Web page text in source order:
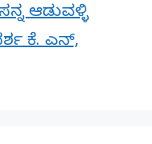
ಆಡುವಳ್ಳಿ
‌ಕೆ. ಎನ್,